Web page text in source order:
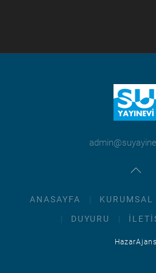
ANASAYFA KURUMSAL
DUYURU
HazarAjans